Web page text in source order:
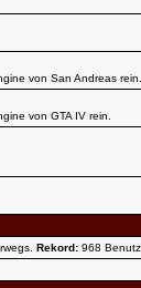
von San Andreas rein.
von GTA IV rein.
Rekord: 968